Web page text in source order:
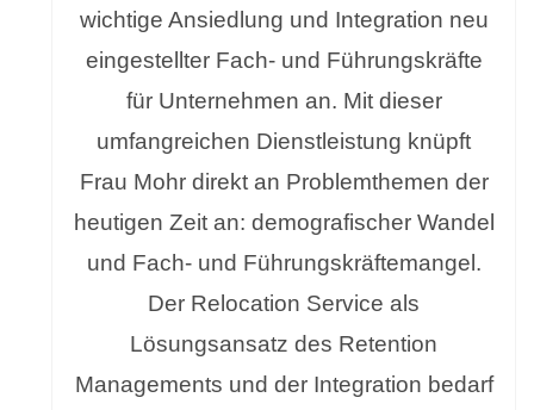
wichtige Ansiedlung und Integration neu
eingestellter Fach- und Führungskräfte
für Unternehmen an. Mit dieser
umfangreichen Dienstleistung knüpft
Frau Mohr direkt an Problemthemen der
heutigen Zeit an: demografischer Wandel
und Fach- und Führungskräftemangel.
Der Relocation Service als
Lösungsansatz des Retention
Managements und der Integration bedarf